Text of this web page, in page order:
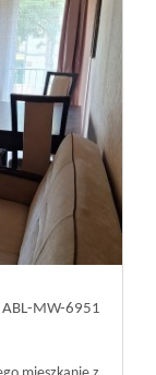
ABL-MW-6951